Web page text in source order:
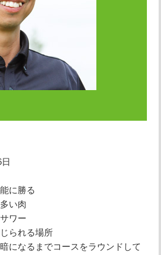
の５つのこだわり
初心者）
者）
（中・上級者）
に勝る
い肉
ワー
られる場所
になるまでコースをラウンドして